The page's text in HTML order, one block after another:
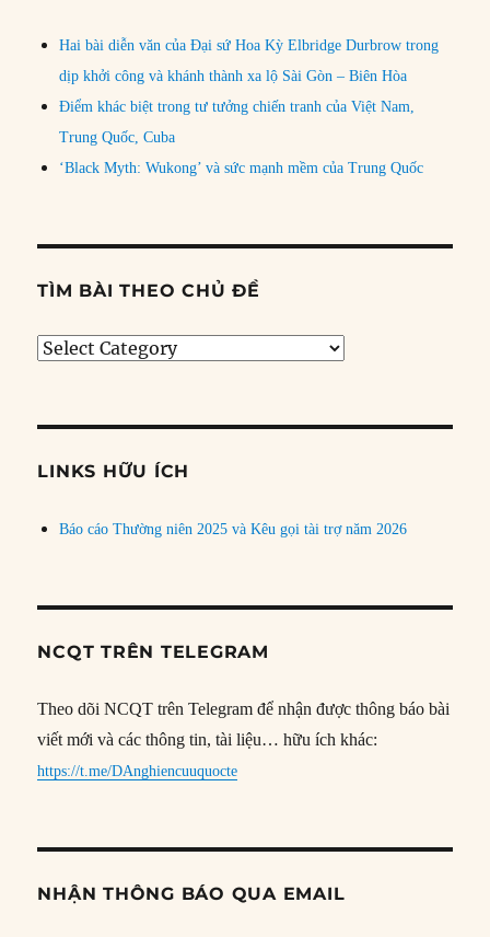
Hai bài diễn văn của Đại sứ Hoa Kỳ Elbridge Durbrow trong
dịp khởi công và khánh thành xa lộ Sài Gòn – Biên Hòa
Điểm khác biệt trong tư tưởng chiến tranh của Việt Nam,
Trung Quốc, Cuba
‘Black Myth: Wukong’ và sức mạnh mềm của Trung Quốc
TÌM BÀI THEO CHỦ ĐỀ
Tìm
đề
LINKS HỮU ÍCH
Báo cáo Thường niên 2025 và Kêu gọi tài trợ năm 2026
NCQT TRÊN TELEGRAM
Theo dõi NCQT trên Telegram để nhận được thông báo bài
viết mới và các thông tin, tài liệu… hữu ích khác:
https://t.me/DAnghiencuuquocte
NHẬN THÔNG BÁO QUA EMAIL